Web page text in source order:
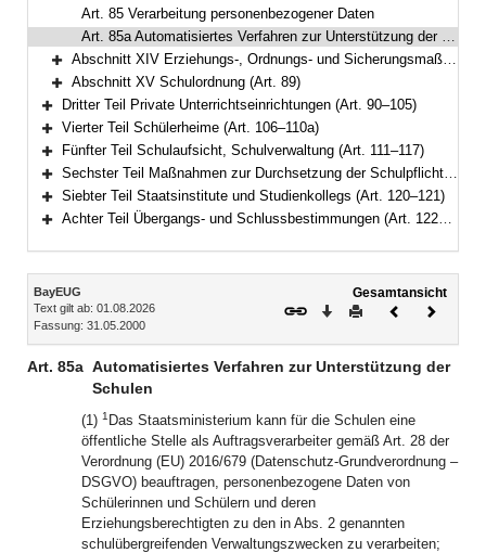
Art. 85 Verarbeitung personenbezogener Daten
Art. 85a Automatisiertes Verfahren zur Unterstützung der Schulen
Bereich erweitern
Abschnitt XIV Erziehungs-, Ordnungs- und Sicherungsmaßnahmen (Art. 86–88a)
Bereich erweitern
Abschnitt XV Schulordnung (Art. 89)
Bereich erweitern
Dritter Teil Private Unterrichtseinrichtungen (Art. 90–105)
Bereich erweitern
Vierter Teil Schülerheime (Art. 106–110a)
Bereich erweitern
Fünfter Teil Schulaufsicht, Schulverwaltung (Art. 111–117)
Bereich erweitern
Sechster Teil Maßnahmen zur Durchsetzung der Schulpflicht, Ordnungswidrigkeiten (Art. 118–119)
Bereich erweitern
Siebter Teil Staatsinstitute und Studienkollegs (Art. 120–121)
Achter Teil Übergangs- und Schlussbestimmungen (Art. 122–125)
Inhalt
BayEUG
Text gilt ab: 01.08.2026
Fassung: 31.05.2000
Gesamtansicht
Download
DruckenVorheriges
Art. 85a Automatisiertes Verfahren zur Unterstützung der
Schulen
(1) 1 Das Staatsministerium kann für die Schulen eine
öffentliche Stelle als Auftragsverarbeiter gemäß Art. 28 der
Verordnung (EU) 2016/679 (Datenschutz-Grundverordnung –
DSGVO) beauftragen, personenbezogene Daten von
Schülerinnen und Schülern und deren
Erziehungsberechtigten zu den in Abs. 2 genannten
schulübergreifenden Verwaltungszwecken zu verarbeiten;